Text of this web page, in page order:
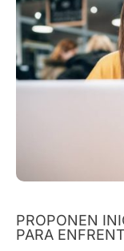
PROPONEN
PARA